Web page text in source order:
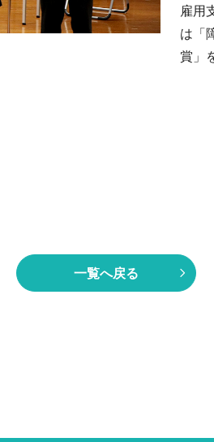
雇用
は「
賞」
一覧へ戻る